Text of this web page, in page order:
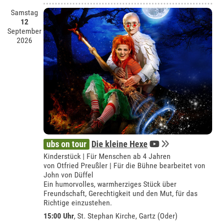
Samstag
12
September
2026
ubs on tour Die kleine Hexe
Kinderstück | Für Menschen ab 4 Jahren
von Otfried Preußler | Für die Bühne bearbeitet von
John von Düffel
Ein humorvolles, warmherziges Stück über
Freundschaft, Gerechtigkeit und den Mut, für das
Richtige einzustehen.
15:00 Uhr, St. Stephan Kirche, Gartz (Oder)